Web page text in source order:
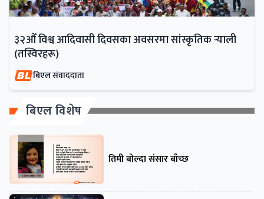
३२औँ विश्व आदिवासी दिवसका अवसरमा सांस्कृतिक र्‍याली
(तस्विरहरू)
बिएल संवाददाता
बिएल विशेष
तिमी बोल्दा संसार बाँच्छ